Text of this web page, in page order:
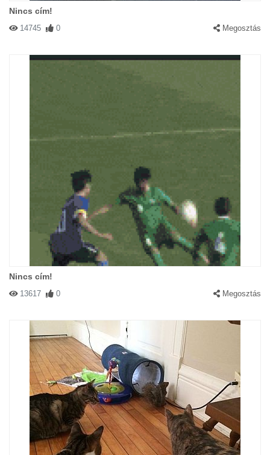
Nincs cím!
14745 0 Megosztás
Nincs cím!
13617 0 Megosztás